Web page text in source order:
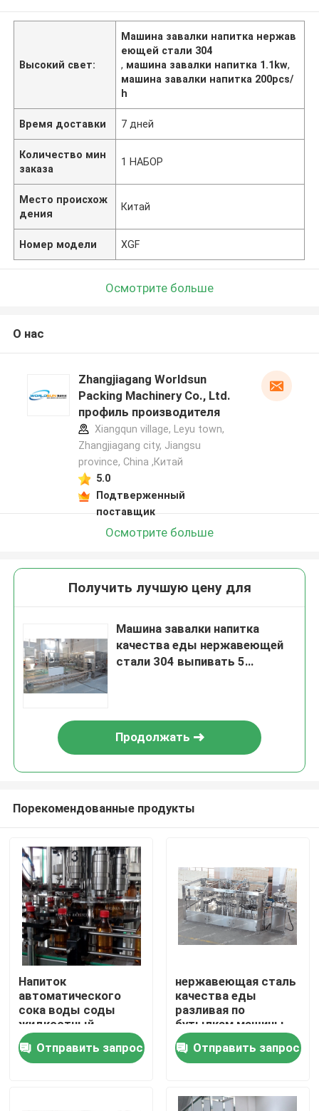
Дома
О Компании
Высокий свет:
Машина завалки напитка нержав
еющей стали 304
, машина завалки напитка 1.1kw,
машина завалки напитка 200pcs/
h
Время доставки 7 дней
Количество мин
заказа
1 НАБОР
Место происхож
дения
Китай
Номер модели XGF
Осмотрите больше
О нас
Zhangjiagang Worldsun
Packing Machinery Co., Ltd.
профиль производителя
Xiangqun village, Leyu town,
Zhangjiagang city, Jiangsu
province, China ,Китай
5.0
Подтверженный
поставщик
Осмотрите больше
Получить лучшую цену для
Машина завалки напитка
качества еды нержавеющей
стали 304 выпивать 5
Продолжать
Порекомендованные продукты
Напиток
автоматического
сока воды соды
жидкостный
Carbonated машина
заполняя машины
разливая по
Отправить запрос
нержавеющая сталь
качества еды
разливая по
бутылкам машины
питьевой воды
5000bph
Отправить запрос